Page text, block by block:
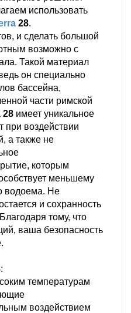
использовать
28.
и сделать большой
возможно с
Такой материал
он специально
бассейна,
части римской
28 имеет уникальное
при воздействии
а также не
которым
меньшему
водоема. Не
и сохранность
тому, что
ваша безопасность
:
температурам
воздействием